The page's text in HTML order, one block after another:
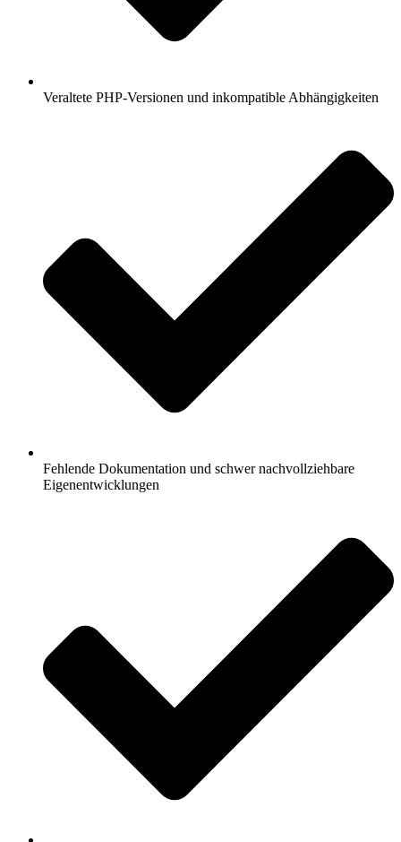
Veraltete PHP-Versionen und inkompatible Abhängigkeiten
Fehlende Dokumentation und schwer nachvollziehbare
Eigenentwicklungen